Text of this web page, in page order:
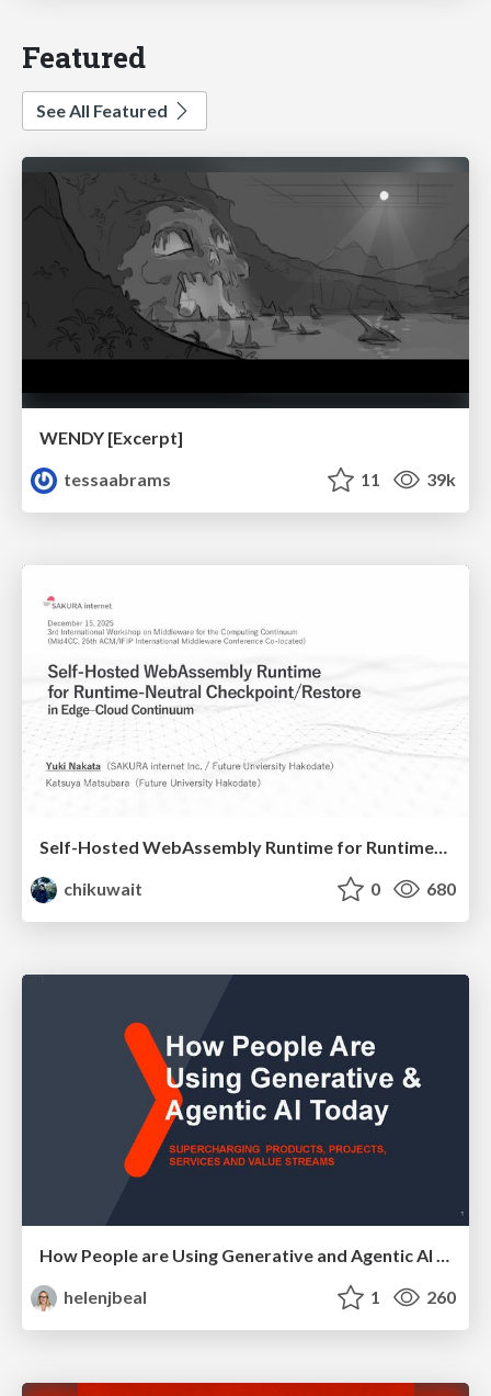
Featured
See All Featured
WENDY [Excerpt]
tessaabrams
11 39k
Self-Hosted WebAssembly Runtime for Runtime-Neutral Checkpoint/Restore in Edge–Cloud Continuum
chikuwait
0 680
How People are Using Generative and Agentic AI to Supercharge Their Products, Projects, Services and Value Streams Today
helenjbeal
1 260